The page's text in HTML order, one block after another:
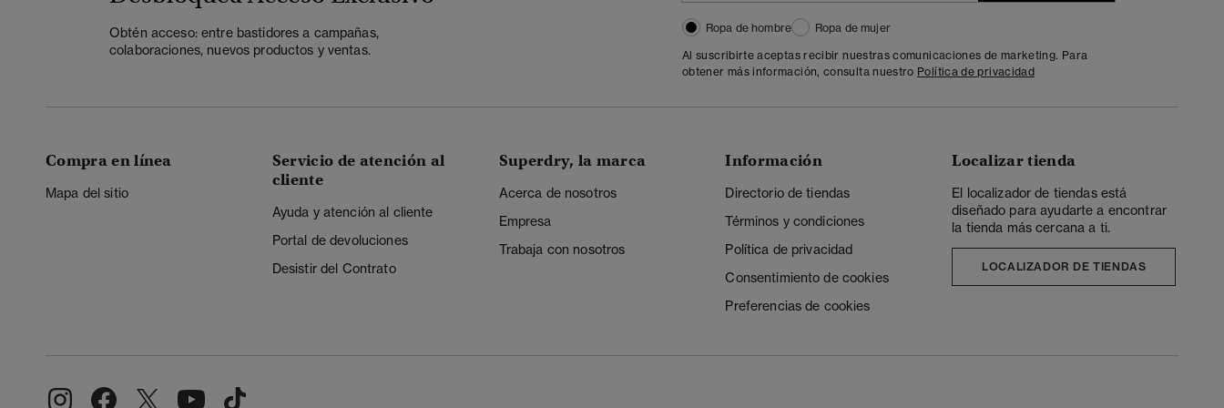
Obtén acceso: entre bastidores a campañas,
colaboraciones, nuevos productos y ventas.
Ropa de hombre
Ropa de mujer
Al suscribirte aceptas recibir nuestras comunicaciones de marketing. Para
obtener más información, consulta nuestro Política de privacidad
Compra en línea
Mapa del sitio
Servicio de atención al
cliente
Ayuda y atención al cliente
Portal de devoluciones
Desistir del Contrato
Superdry, la marca
Acerca de nosotros
Empresa
Trabaja con nosotros
Información
Directorio de tiendas
Términos y condiciones
Política de privacidad
Consentimiento de cookies
Preferencias de cookies
Localizar tienda
El localizador de tiendas está
diseñado para ayudarte a encontrar
la tienda más cercana a ti.
LOCALIZADOR DE TIENDAS